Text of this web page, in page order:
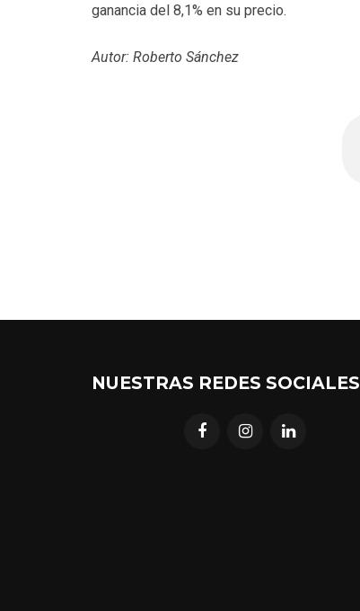
ganancia del 8,1% en su precio.
Autor: Roberto Sánchez
NUESTRAS REDES SOCIALES